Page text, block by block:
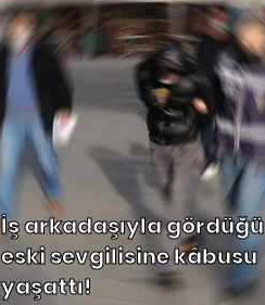
İş arkadaşıyla gördüğü
eski sevgilisine kâbusu
yaşattı!